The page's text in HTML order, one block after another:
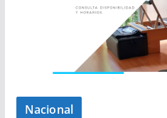
Nacional